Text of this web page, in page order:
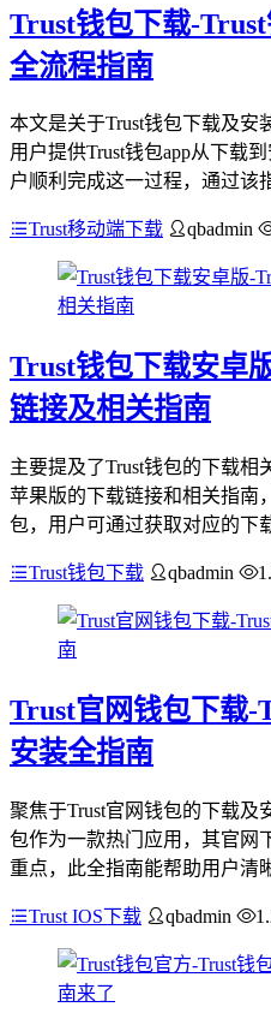
Trust钱包下载-
全流程指南
本文是关于Trust钱包下载及安
用户提供Trust钱包app从下载
户顺利完成这一过程，通过该
Trust移动端下载 qbadmin
Trust钱包下载安卓
链接及相关指南
主要提及了Trust钱包的下载相
苹果版的下载链接和相关指南
包，用户可通过获取对应的下
Trust钱包下载 qbadmin
Trust官网钱包下载-
安装全指南
聚焦于Trust官网钱包的下载及
包作为一款热门应用，其官网
重点，此全指南能帮助用户清
Trust IOS下载 qbadmin